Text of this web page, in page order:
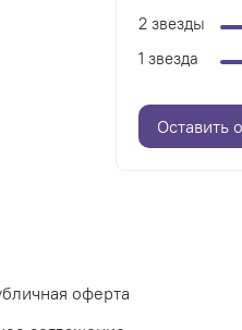
2 звезды
1 звезда
Оставить
оферта